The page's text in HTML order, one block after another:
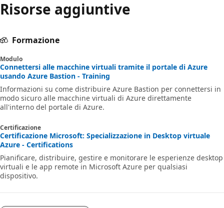
Risorse aggiuntive
Formazione
Modulo
Connettersi alle macchine virtuali tramite il portale di Azure
usando Azure Bastion - Training
Informazioni su come distribuire Azure Bastion per connettersi in
modo sicuro alle macchine virtuali di Azure direttamente
all'interno del portale di Azure.
Certificazione
Certificazione Microsoft: Specializzazione in Desktop virtuale
Azure - Certifications
Pianificare, distribuire, gestire e monitorare le esperienze desktop
virtuali e le app remote in Microsoft Azure per qualsiasi
dispositivo.